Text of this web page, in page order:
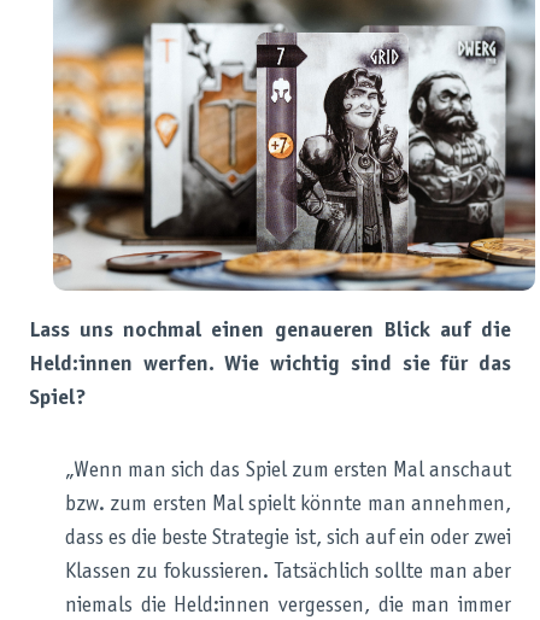
Lass uns nochmal einen genaueren Blick auf die
Held:innen werfen. Wie wichtig sind sie für das
Spiel?
„Wenn man sich das Spiel zum ersten Mal anschaut
bzw. zum ersten Mal spielt könnte man annehmen,
dass es die beste Strategie ist, sich auf ein oder zwei
Klassen zu fokussieren. Tatsächlich sollte man aber
niemals die Held:innen vergessen, die man immer